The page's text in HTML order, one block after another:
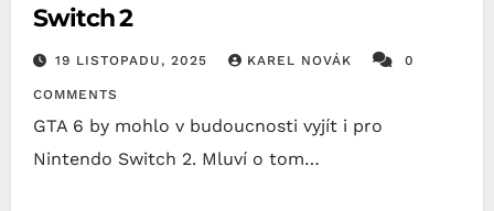
Switch 2
19 LISTOPADU, 2025 KAREL NOVÁK 0
COMMENTS
GTA 6 by mohlo v budoucnosti vyjít i pro
Nintendo Switch 2. Mluví o tom…